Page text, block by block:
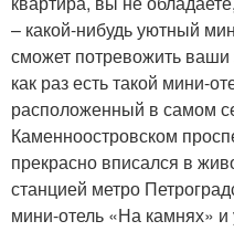
– какой-нибудь уютный
сможет потревожить
как раз есть такой мини-
расположенный в самом
Каменноостровском
прекрасно вписался в
станцией метро
мини-отель «На камнях»